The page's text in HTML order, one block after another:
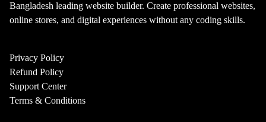
Bangladesh leading website builder. Create professional websites,
online stores, and digital experiences without any coding skills.
Privacy Policy
Refund Policy
Support Center
Terms & Conditions